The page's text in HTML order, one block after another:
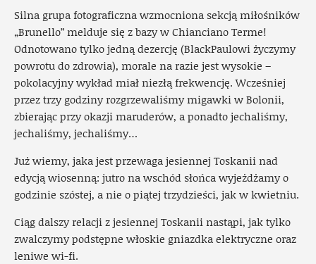
Silna grupa fotograficzna wzmocniona sekcją miłośników
„Brunello” melduje się z bazy w Chianciano Terme!
Odnotowano tylko jedną dezercję (BlackPaulowi życzymy
powrotu do zdrowia), morale na razie jest wysokie –
pokolacyjny wykład miał niezłą frekwencję. Wcześniej
przez trzy godziny rozgrzewaliśmy migawki w Bolonii,
zbierając przy okazji maruderów, a ponadto jechaliśmy,
jechaliśmy, jechaliśmy…
Już wiemy, jaka jest przewaga jesiennej Toskanii nad
edycją wiosenną: jutro na wschód słońca wyjeżdżamy o
godzinie szóstej, a nie o piątej trzydzieści, jak w kwietniu.
Ciąg dalszy relacji z jesiennej Toskanii nastąpi, jak tylko
zwalczymy podstępne włoskie gniazdka elektryczne oraz
leniwe wi-fi.